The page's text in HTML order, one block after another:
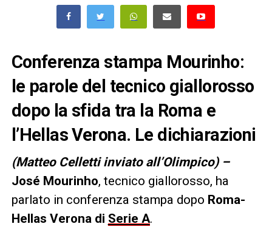
Conferenza stampa Mourinho:
le parole del tecnico giallorosso
dopo la sfida tra la Roma e
l’Hellas Verona. Le dichiarazioni
(Matteo Celletti inviato all’Olimpico) –
José Mourinho, tecnico giallorosso, ha
parlato in conferenza stampa dopo Roma-
Hellas Verona di Serie A.